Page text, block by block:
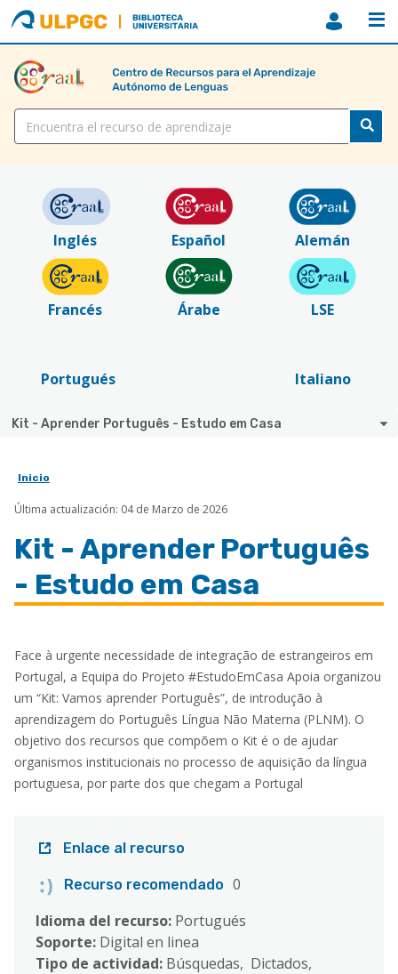
ULPGC
Biblioteca
ULPGC
Título
Inglés Español Alemán
Francés Árabe LSE
Portugués Italiano
Kit - Aprender Português - Estudo em Casa
Sobrescribir
enlaces
de
ayuda
a
navegación
Inicio
Última actualización: 04 de Marzo de 2026
Kit - Aprender Português
- Estudo em Casa
Face à urgente necessidade de integração de estrangeiros em
Portugal, a Equipa do Projeto #EstudoEmCasa Apoia organizou
um “Kit: Vamos aprender Português”, de introdução à
aprendizagem do Português Língua Não Materna (PLNM). O
objetivo dos recursos que compõem o Kit é o de ajudar
organismos institucionais no processo de aquisição da língua
portuguesa, por parte dos que chegam a Portugal
Enlace al recurso
Recurso recomendado 0
Idioma del recurso: Portugués
Soporte: Digital en linea
Tipo de actividad: Búsquedas, Dictados,